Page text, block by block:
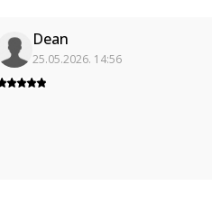
Dean
25.05.2026. 14:56